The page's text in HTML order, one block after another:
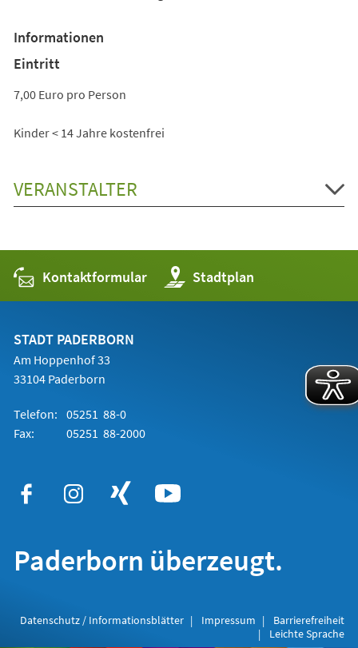
Informationen
Eintritt
7,00 Euro pro Person
Kinder < 14 Jahre kostenfrei
VERANSTALTER
Kontaktformular Stadtplan
(Öffnet
in
einem
STADT PADERBORN
Am Hoppenhof 33
33104 Paderborn
Telefon: 05251 88-0
Fax:
05251 88-2000
Paderborn überzeugt.
Datenschutz / Informationsblätter Impressum
Barrierefreiheit
Leichte Sprache